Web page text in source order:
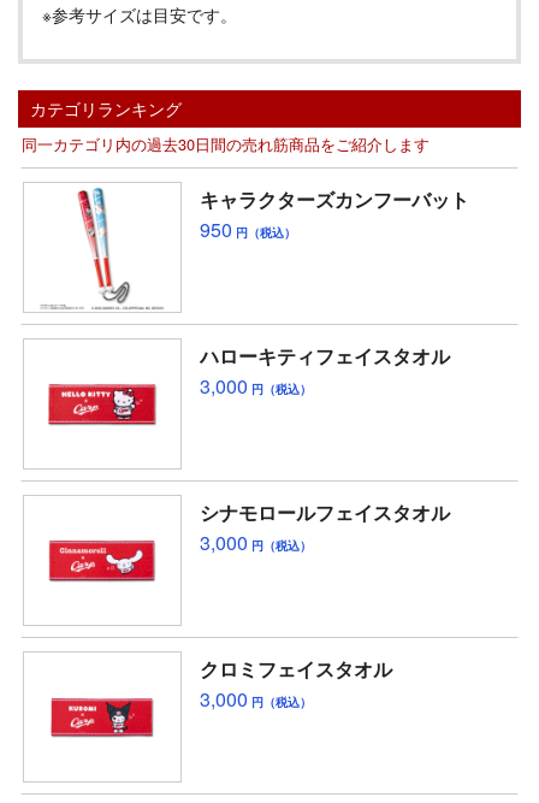
※参考サイズは目安です。
カテゴリランキング
同一カテゴリ内の過去30日間の売れ筋商品をご紹介します
キャラクターズカンフーバット
950 円（税込）
ハローキティフェイスタオル
3,000 円（税込）
シナモロールフェイスタオル
3,000 円（税込）
クロミフェイスタオル
3,000 円（税込）